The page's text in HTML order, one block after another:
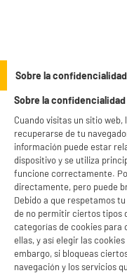
Sobre la confidencialidad
Sobre la confidencialidad
Cuando visitas un sitio
recuperarse de tu
información puede estar
dispositivo y se utiliza
funcione correctamente.
directamente, pero puede
Debido a que respetamos
de no permitir ciertos tipos
categorías de cookies para
ellas, y así elegir las
embargo, si bloqueas
navegación y los servicios